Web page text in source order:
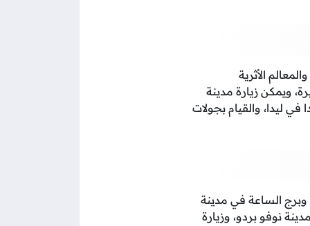
الأثرية
ويمكن زيارة مدينة
في ليدا، والقيام بجولات
الساعة في مدينة
نوفو بردو، وزيارة